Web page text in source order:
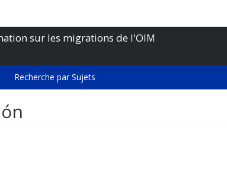
sur les migrations de l'OIM
Recherche par Sujets